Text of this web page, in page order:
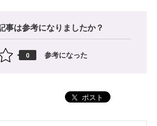
事は参考になりましたか？
0 参考になった
ポスト